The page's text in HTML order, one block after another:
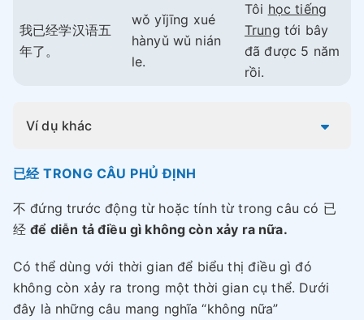
我已经学汉语五
年了。
wǒ yǐjīng xué
hànyǔ wǔ nián
le.
Tôi học tiếng
Trung tới bây
đã được 5 năm
rồi.
Ví dụ khác
已经 TRONG CÂU PHỦ ĐỊNH
不 đứng trước động từ hoặc tính từ trong câu có 已
经để diễn tả điều gì không còn xảy ra nữa.
Có thể dùng với thời gian để biểu thị điều gì đó
không còn xảy ra trong một thời gian cụ thể. Dưới
đây là những câu mang nghĩa “không nữa”